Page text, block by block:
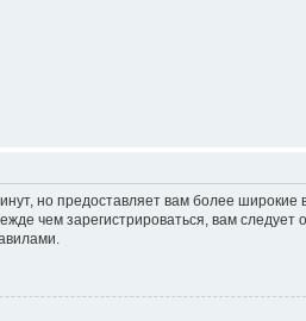
но предоставляет вам более
чем зарегистрироваться, вам следует